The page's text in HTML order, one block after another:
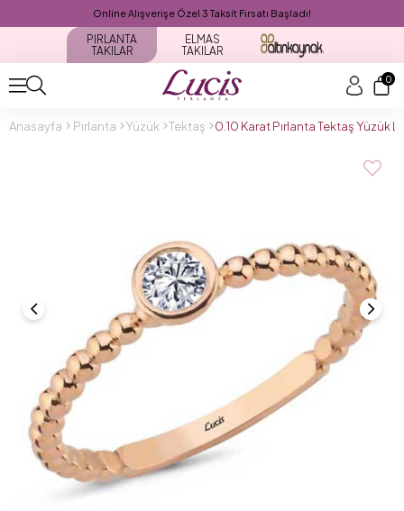
Online Alışverişe Özel 3 Taksit Fırsatı Başladı!
PIRLANTA
TAKILAR
ELMAS
TAKILAR
0
Anasayfa Pırlanta Yüzük Tektaş 0.10 Karat Pırlanta Tektaş Yüzük